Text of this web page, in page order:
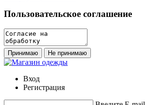
Пользовательское соглашение
Принимаю Не принимаю
Вход
Регистрация